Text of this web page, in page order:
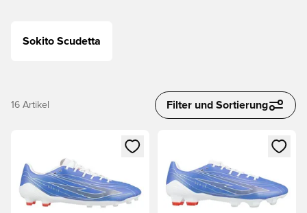
Sokito Scudetta
16 Artikel Filter und Sortierung
Öffnet ein Fenster zum Anmelden oder Registrieren als
Öffnet ein Fenster zum